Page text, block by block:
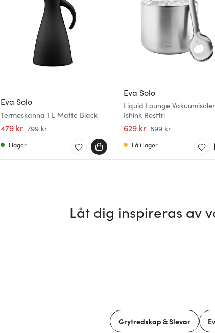
Eva Solo
Termoskanna 1 L Matte Black
479 kr 799 kr
I lager
Eva Solo
Liquid Lounge
Ishink Rostfri
629 kr 899 kr
Få i lager
Låt dig inspireras av
Grytredskap & Slevar